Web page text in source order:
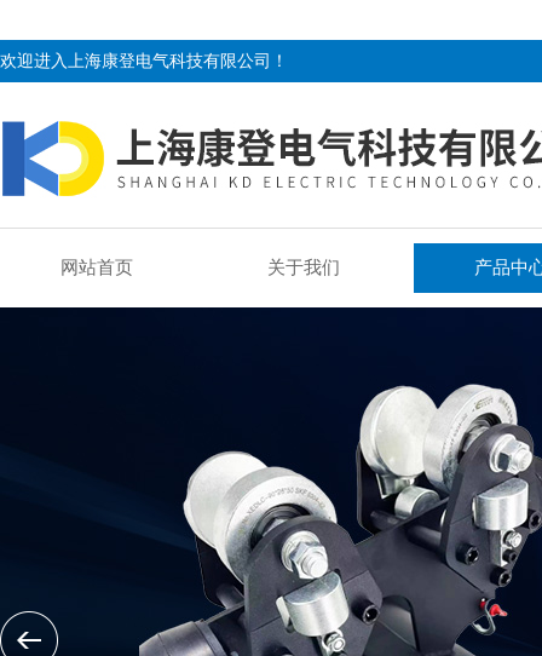
欢迎进入上海康登电气科技有限公司！
网站首页 关于我们 产品中